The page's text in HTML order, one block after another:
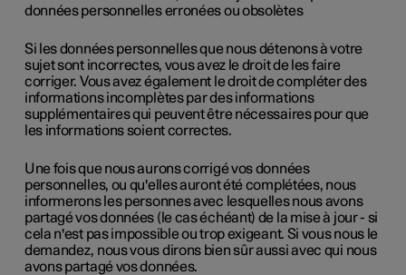
données personnelles erronées ou obsolètes
Si les données personnelles que nous détenons à votre
sujet sont incorrectes, vous avez le droit de les faire
corriger. Vous avez également le droit de compléter des
informations incomplètes par des informations
supplémentaires qui peuvent être nécessaires pour que
les informations soient correctes.
Une fois que nous aurons corrigé vos données
personnelles, ou qu'elles auront été complétées, nous
informerons les personnes avec lesquelles nous avons
partagé vos données (le cas échéant) de la mise à jour - si
cela n'est pas impossible ou trop exigeant. Si vous nous le
demandez, nous vous dirons bien sûr aussi avec qui nous
avons partagé vos données.